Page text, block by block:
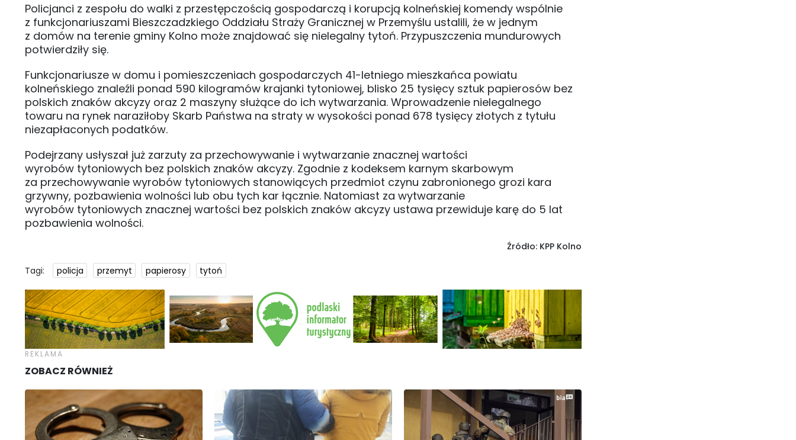
Policjanci z zespołu do walki z przestępczością gospodarczą i korupcją kolneńskiej komendy wspólnie
z funkcjonariuszami Bieszczadzkiego Oddziału Straży Granicznej w Przemyślu ustalili, że w jednym
z domów na terenie gminy Kolno może znajdować się nielegalny tytoń. Przypuszczenia mundurowych
potwierdziły się.
Funkcjonariusze w domu i pomieszczeniach gospodarczych 41-letniego mieszkańca powiatu
kolneńskiego znaleźli ponad 590 kilogramów krajanki tytoniowej, blisko 25 tysięcy sztuk papierosów bez
polskich znaków akcyzy oraz 2 maszyny służące do ich wytwarzania. Wprowadzenie nielegalnego
towaru na rynek naraziłoby Skarb Państwa na straty w wysokości ponad 678 tysięcy złotych z tytułu
niezapłaconych podatków.
Podejrzany usłyszał już zarzuty za przechowywanie i wytwarzanie znacznej wartości
wyrobów tytoniowych bez polskich znaków akcyzy. Zgodnie z kodeksem karnym skarbowym
za przechowywanie wyrobów tytoniowych stanowiących przedmiot czynu zabronionego grozi kara
grzywny, pozbawienia wolności lub obu tych kar łącznie. Natomiast za wytwarzanie
wyrobów tytoniowych znacznej wartości bez polskich znaków akcyzy ustawa przewiduje karę do 5 lat
pozbawienia wolności.
Źródło: KPP Kolno
Tagi: policja przemyt papierosy tytoń
ZOBACZ RÓWNIEŻ